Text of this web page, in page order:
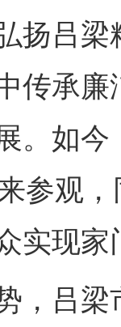
扬吕
传承
。如
参观
实现
吕梁